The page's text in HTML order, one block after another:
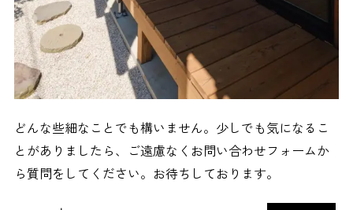
どんな些細なことでも構いません。少しでも気になるこ
とがありましたら、ご遠慮なくお問い合わせフォームか
ら質問をしてください。お待ちしております。